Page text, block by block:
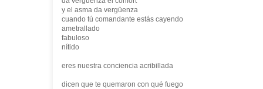
y el asma da vergüenza
cuando tú comandante estás cayendo
ametrallado
fabuloso
nítido
eres nuestra conciencia acribillada
dicen que te quemaron con qué fuego